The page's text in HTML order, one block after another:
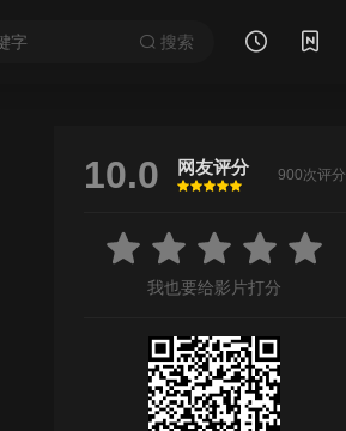
搜索
10.0 网友评分
很差
较差还行推荐力荐
900次评分
我也要给影片打分